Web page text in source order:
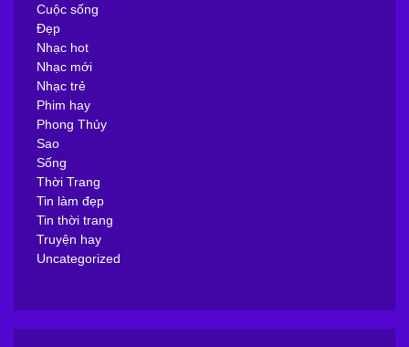
Cuộc sống
Đẹp
Nhạc hot
Nhạc mới
Nhạc trẻ
Phim hay
Phong Thủy
Sao
Sống
Thời Trang
Tin làm đẹp
Tin thời trang
Truyện hay
Uncategorized